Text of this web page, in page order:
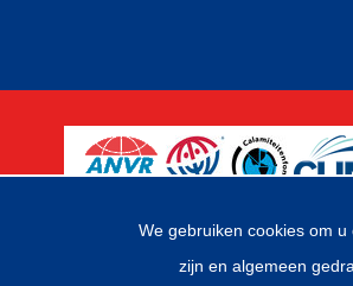
We gebruiken cookies om
zijn en algemeen